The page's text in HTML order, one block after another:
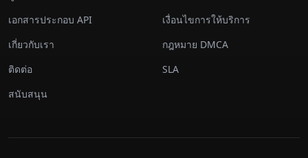
เอกสารประกอบ API
เกี่ยวกับเรา
ติดต่อ
สนับสนุน
เงื่อนไขการให้บริการ
กฎหมาย DMCA
SLA